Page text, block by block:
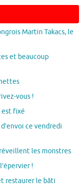
Martin Takacs, le
et beaucoup
vous !
est fixé
ce vendredi
les monstres
!
restaurer le bâti